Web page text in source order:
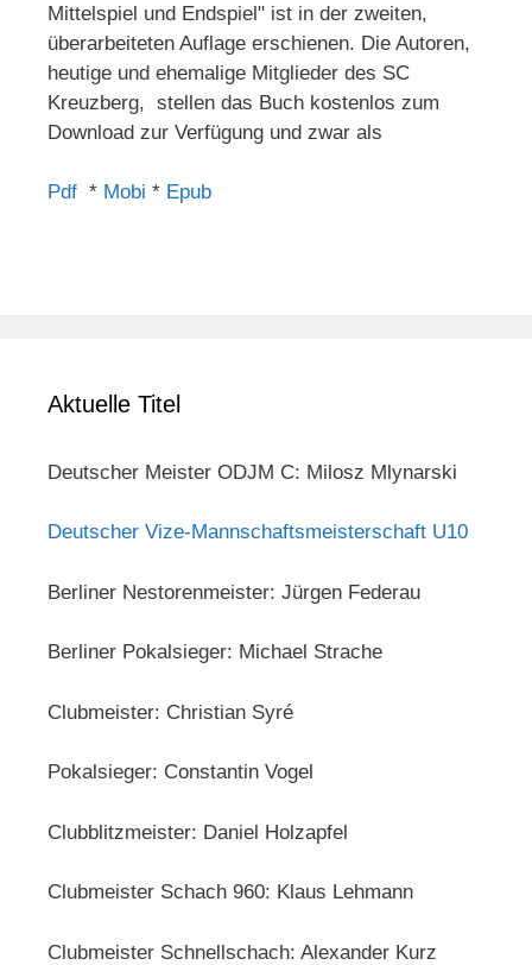
Mittelspiel und Endspiel" ist in der zweiten,
überarbeiteten Auflage erschienen. Die Autoren,
heutige und ehemalige Mitglieder des SC
Kreuzberg, stellen das Buch kostenlos zum
Download zur Verfügung und zwar als
Pdf * Mobi * Epub
Aktuelle Titel
Deutscher Meister ODJM C: Milosz Mlynarski
Deutscher Vize-Mannschaftsmeisterschaft U10
Berliner Nestorenmeister: Jürgen Federau
Berliner Pokalsieger: Michael Strache
Clubmeister: Christian Syré
Pokalsieger: Constantin Vogel
Clubblitzmeister: Daniel Holzapfel
Clubmeister Schach 960: Klaus Lehmann
Clubmeister Schnellschach: Alexander Kurz